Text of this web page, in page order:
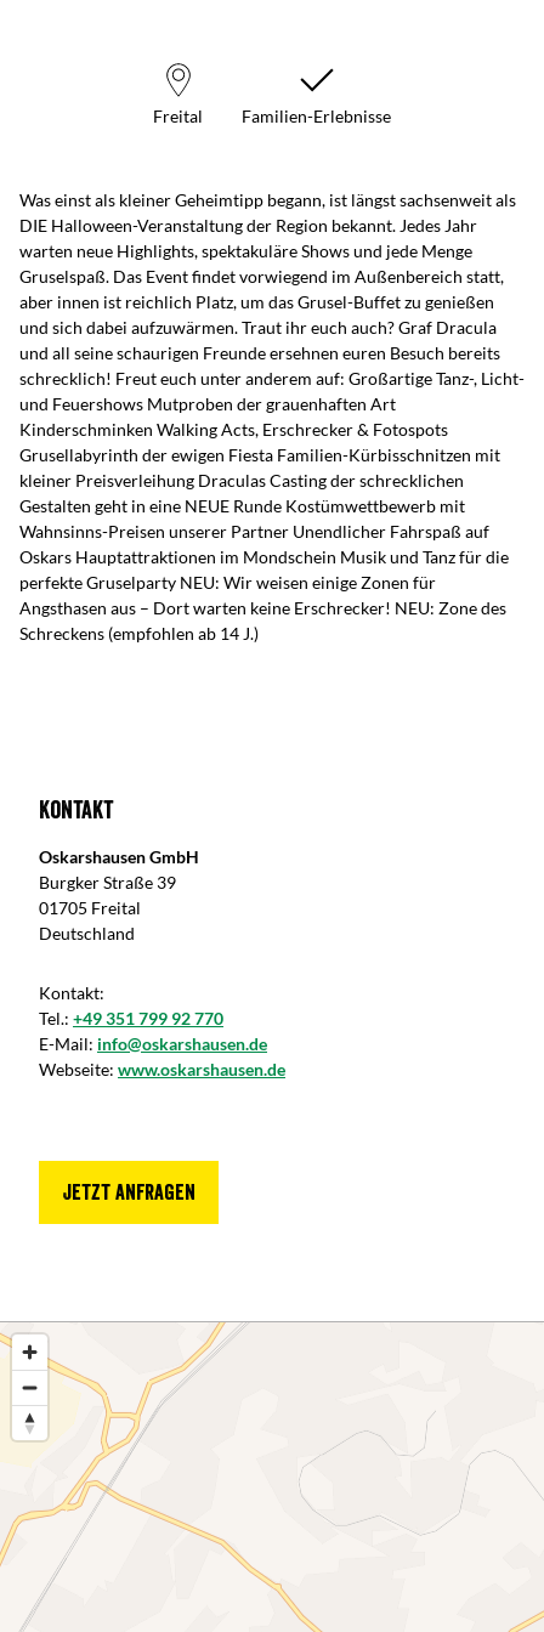
Freital Familien-Erlebnisse
Was einst als kleiner Geheimtipp begann, ist längst sachsenweit als
DIE Halloween-Veranstaltung der Region bekannt. Jedes Jahr
warten neue Highlights, spektakuläre Shows und jede Menge
Gruselspaß. Das Event findet vorwiegend im Außenbereich statt,
aber innen ist reichlich Platz, um das Grusel-Buffet zu genießen
und sich dabei aufzuwärmen. Traut ihr euch auch? Graf Dracula
und all seine schaurigen Freunde ersehnen euren Besuch bereits
schrecklich! Freut euch unter anderem auf: Großartige Tanz-, Licht-
und Feuershows Mutproben der grauenhaften Art
Kinderschminken Walking Acts, Erschrecker & Fotospots
Grusellabyrinth der ewigen Fiesta Familien-Kürbisschnitzen mit
kleiner Preisverleihung Draculas Casting der schrecklichen
Gestalten geht in eine NEUE Runde Kostümwettbewerb mit
Wahnsinns-Preisen unserer Partner Unendlicher Fahrspaß auf
Oskars Hauptattraktionen im Mondschein Musik und Tanz für die
perfekte Gruselparty NEU: Wir weisen einige Zonen für
Angsthasen aus – Dort warten keine Erschrecker! NEU: Zone des
Schreckens (empfohlen ab 14 J.)
Kontakt
Oskarshausen GmbH
Burgker Straße 39
01705 Freital
Deutschland
Kontakt:
Tel.: +49 351 799 92 770
E-Mail: info@oskarshausen.de
Webseite: www.oskarshausen.de
Jetzt anfragen